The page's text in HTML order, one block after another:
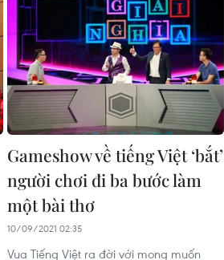
Gameshow về tiếng Việt ‘bắt’
người chơi đi ba bước làm
một bài thơ
10/09/2021 02:35
Vua Tiếng Việt ra đời với mong muốn